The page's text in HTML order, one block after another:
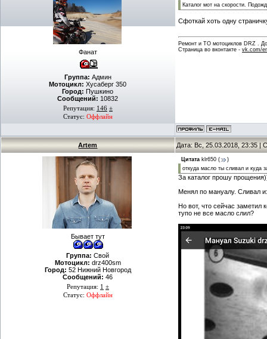
Фанат
Группа: Админ
Мотоцикл: Хусаберг 350
Город: Пушкино
Сообщений: 10832
Репутация: 146 ±
Статус: Оффлайн
Каталог мот на скорости.
Сфоткай хоть одну
Ремонт и ТО мотоциклов DRZ .
Страница во вконтакте - vk.com/
Artem Дата: Вс, 25.03.2018, 23:35 |
Бывает тут
Группа: Свой
Мотоцикл: drz400sm
Город: 52 Нижний Новгород
Сообщений: 46
Репутация: 1 ±
Статус: Оффлайн
Цитата klr650 (
)
откуда масло ты сливал и куда
За каталог прошу
Менял по мануалу. Сливал
Но вот, что сейчас заметил
тупо не все масло слил?